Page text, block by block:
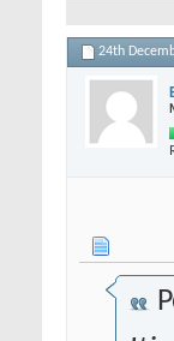
24th